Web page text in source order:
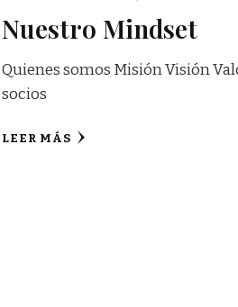
Nuestro Mindset
Quienes somos Misión Visión
socios
LEER MÁS